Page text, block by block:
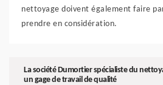
nettoyage doivent également faire
prendre en considération.
La société Dumortier spécialiste du
un gage de travail de qualité